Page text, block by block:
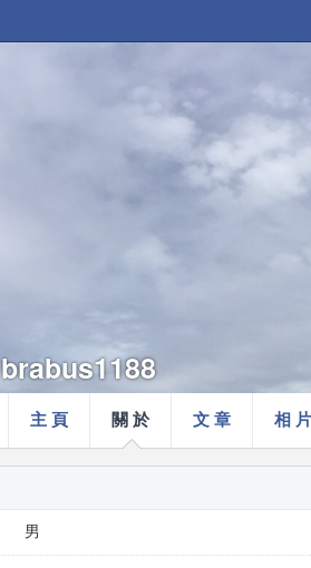
主 頁 關 於 文 章 相 片
brabus1188
男